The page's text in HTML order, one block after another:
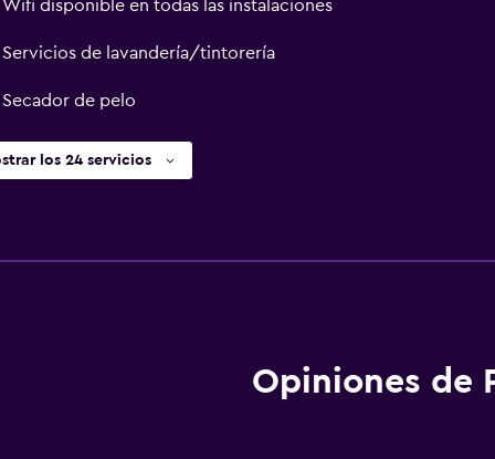
Wifi disponible en todas las instalaciones
Servicios de lavandería/tintorería
Secador de pelo
los 24 servicios
Opiniones de